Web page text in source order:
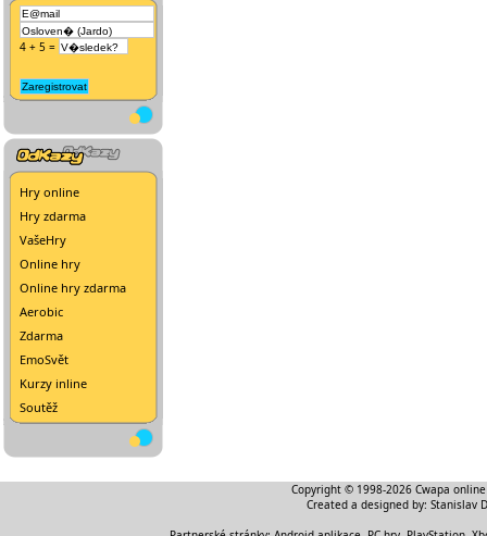
4 + 5 =
Hry online
Hry zdarma
VašeHry
Online hry
Online hry zdarma
Aerobic
Zdarma
EmoSvět
Kurzy inline
Soutěž
Copyright © 1998-2026 Cwapa
Created a designed by: Stanislav